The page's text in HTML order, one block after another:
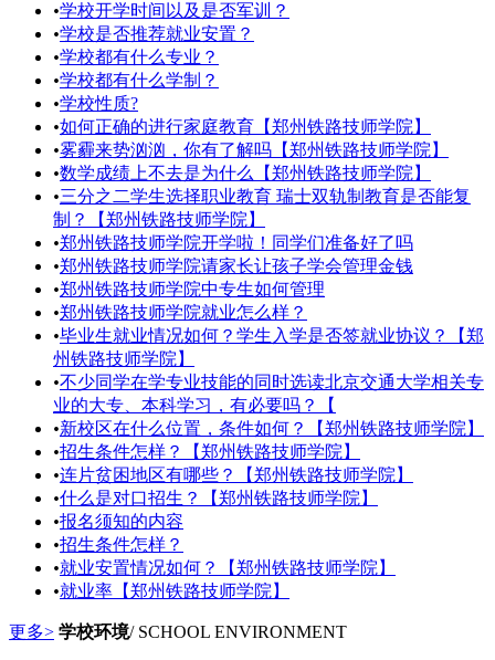
•学校开学时间以及是否军训？
•学校是否推荐就业安置？
•学校都有什么专业？
•学校都有什么学制？
•学校性质?
•如何正确的进行家庭教育【郑州铁路技师学院】
•雾霾来势汹汹，你有了解吗【郑州铁路技师学院】
•数学成绩上不去是为什么【郑州铁路技师学院】
•三分之二学生选择职业教育 瑞士双轨制教育是否能复
制？【郑州铁路技师学院】
•郑州铁路技师学院开学啦！同学们准备好了吗
•郑州铁路技师学院请家长让孩子学会管理金钱
•郑州铁路技师学院中专生如何管理
•郑州铁路技师学院就业怎么样？
•毕业生就业情况如何？学生入学是否签就业协议？【郑
州铁路技师学院】
•不少同学在学专业技能的同时选读北京交通大学相关专
业的大专、本科学习，有必要吗？【
•新校区在什么位置，条件如何？【郑州铁路技师学院】
•招生条件怎样？【郑州铁路技师学院】
•连片贫困地区有哪些？【郑州铁路技师学院】
•什么是对口招生？【郑州铁路技师学院】
•报名须知的内容
•招生条件怎样？
•就业安置情况如何？【郑州铁路技师学院】
•就业率【郑州铁路技师学院】
更多> 学校环境/ SCHOOL ENVIRONMENT